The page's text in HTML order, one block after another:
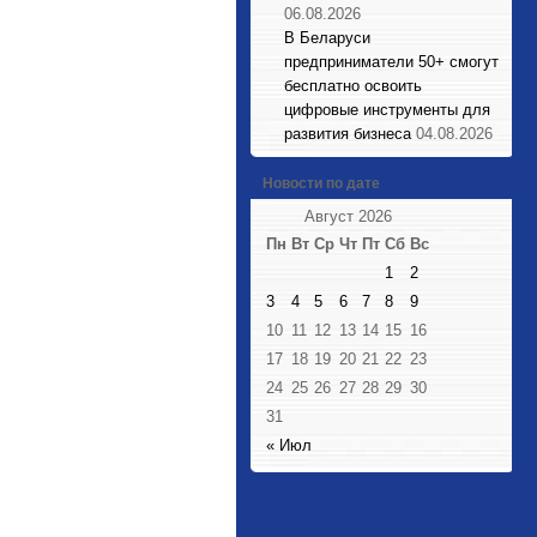
06.08.2026
В Беларуси
предприниматели 50+ смогут
бесплатно освоить
цифровые инструменты для
развития бизнеса 04.08.2026
Новости по дате
Август 2026
Пн Вт Ср Чт Пт Сб Вс
« Июл
1
2
3
4 5 6 7 8
9
10 11 12 13 14 15 16
17 18 19 20 21 22 23
24 25 26 27 28 29 30
31